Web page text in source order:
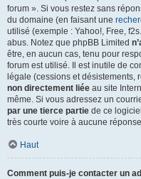
forum ». Si vous restez sans
du domaine (en faisant une
utilisé (exemple : Yahoo!, Free,
abus. Notez que phpBB Limited
être, en aucun cas, tenu pour
forum est utilisé. Il est inutile de
légale (cessions et désistements,
non directement liée au site
même. Si vous adressez un
par une tierce partie de ce
très courte voire à aucune
Haut
Comment puis-je contacter un